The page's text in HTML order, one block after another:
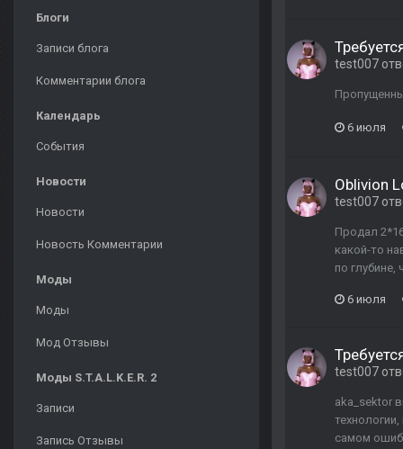
Блоги
Записи блога
Комментарии блога
Календарь
События
Новости
Новости
Новость Комментарии
Моды
Моды
Мод Отзывы
Моды S.T.A.L.K.E.R. 2
Записи
Запись Отзывы
test007
6 июля
Oblivion
test007
Продал
какой-то
по
6 июля
test007
aka_sektor
самом